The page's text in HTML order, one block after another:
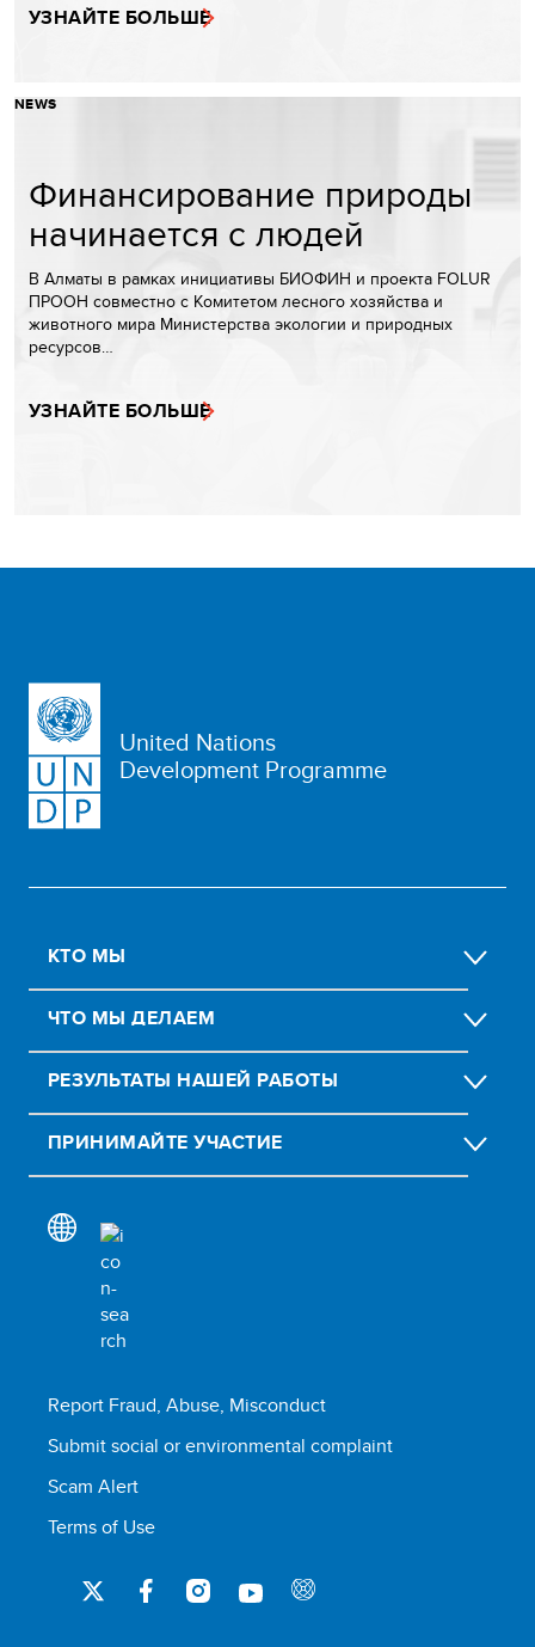
УЗНАЙТЕ БОЛЬШЕ
NEWS
Финансирование природы
начинается с людей
В Алматы в рамках инициативы БИОФИН и проекта FOLUR
ПРООН совместно с Комитетом лесного хозяйства и
животного мира Министерства экологии и природных
ресурсов…
УЗНАЙТЕ БОЛЬШЕ
United Nations
Development Programme
КТО МЫ
ЧТО МЫ ДЕЛАЕМ
РЕЗУЛЬТАТЫ НАШЕЙ РАБОТЫ
ПРИНИМАЙТЕ УЧАСТИЕ
Report Fraud, Abuse, Misconduct
Submit social or environmental complaint
Scam Alert
Terms of Use